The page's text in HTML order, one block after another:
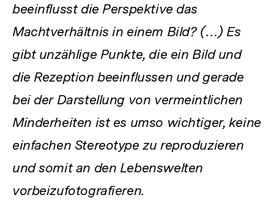
beeinflusst die Perspektive das
Machtverhältnis in einem Bild? (…) Es
gibt unzählige Punkte, die ein Bild und
die Rezeption beeinflussen und gerade
bei der Darstellung von vermeintlichen
Minderheiten ist es umso wichtiger, keine
einfachen Stereotype zu reproduzieren
und somit an den Lebenswelten
vorbeizufotografieren.